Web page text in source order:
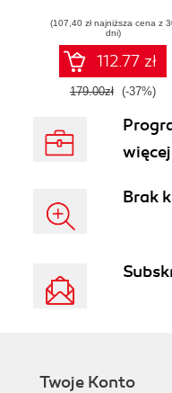
(107,40 zł najniższa cena z
dni)
112.77 zł
179.00zł (-37%)
Brak
Twoje Konto